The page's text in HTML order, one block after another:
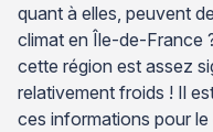
quant à elles, peuvent
climat en Île-de-France
cette région est assez
relativement froids ! Il
ces informations pour